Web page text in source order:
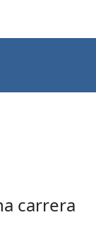
carrera